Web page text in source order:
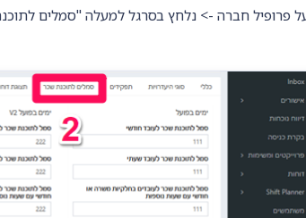
פרופיל חברה -> נלחץ בסרגל למעלה "סמלים